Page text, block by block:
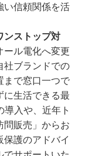
い信頼関係を活
ンストップ対
ール電化へ変更
社ブランドでの
まで窓口一つで
に生活できる最
入や、近年ト
問販売」からお
護のアドバイ